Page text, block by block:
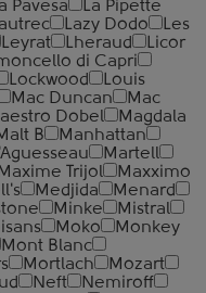
Pavesa
La Pipette
Lazy Dodo
Les
Leyrat Lheraud
Licor
di Capri
Lockwood
Louis
Mac Duncan
Mac
Dobel
Magdala
B
Manhattan
Martell
Maxime Trijol
Maxximo
Medjida
Menard
Minke
Mistral
Moko
Monkey
Mont Blanc
Mortlach
Mozart
Neft
Nemiroff